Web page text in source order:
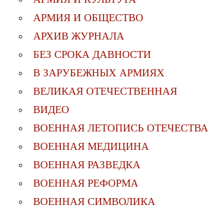
АРМИЯ И ОБЩЕСТВО
АРХИВ ЖУРНАЛА
БЕЗ СРОКА ДАВНОСТИ
В ЗАРУБЕЖНЫХ АРМИЯХ
ВЕЛИКАЯ ОТЕЧЕСТВЕННАЯ
ВИДЕО
ВОЕННАЯ ЛЕТОПИСЬ ОТЕЧЕСТВА
ВОЕННАЯ МЕДИЦИНА
ВОЕННАЯ РАЗВЕДКА
ВОЕННАЯ РЕФОРМА
ВОЕННАЯ СИМВОЛИКА